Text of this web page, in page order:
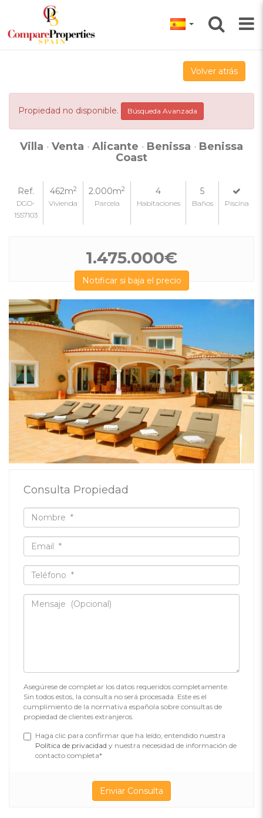
Volver atrás
Propiedad no disponible. Búsqueda Avanzada
Villa · Venta · Alicante · Benissa · Benissa
Coast
Ref.
DGO-
1557103
462m2
Vivienda
2.000m2
Parcela
4
Habitaciones
5
Baños Piscina
1.475.000€
Notificar si baja el precio
Consulta Propiedad
Asegúrese de completar los datos requeridos completamente.
Sin todos estos, la consulta no será procesada. Este es el
cumplimiento de la normativa española sobre consultas de
propiedad de clientes extranjeros.
Haga clic para confirmar que ha leído, entendido nuestra
Política de privacidad y nuestra necesidad de información de
contacto completa*